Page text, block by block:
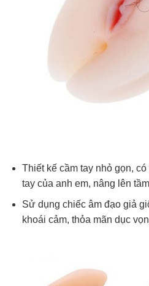
Thiết kế cầm tay nhỏ gọn,
tay của anh em, nâng lên
Sử dụng chiếc âm đạo giả
khoái cảm, thỏa mãn dục